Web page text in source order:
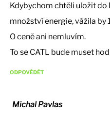
Kdybychom chtěli uložit do
množství energie, vážila by
O ceně ani nemluvím.
To se CATL bude muset
ODPOVĚDĚT
Michal Pavlas